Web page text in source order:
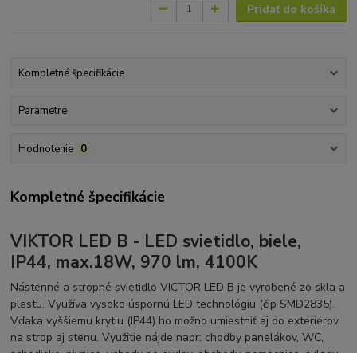
Pridať do košíka
Kompletné špecifikácie
Parametre
Hodnotenie 0
Kompletné špecifikácie
VIKTOR LED B - LED svietidlo, biele,
IP44, max.18W, 970 lm, 4100K
Nástenné a stropné svietidlo VICTOR LED B je vyrobené zo skla a
plastu. Využíva vysoko úspornú LED technológiu (čip SMD2835).
Vďaka vyššiemu krytiu (IP44) ho možno umiestniť aj do exteriérov
na strop aj stenu. Využitie nájde napr: chodby panelákov, WC,